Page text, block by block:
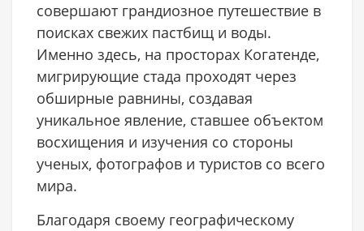
совершают грандиозное путешествие в
поисках свежих пастбищ и воды.
Именно здесь, на просторах Когатенде,
мигрирующие стада проходят через
обширные равнины, создавая
уникальное явление, ставшее объектом
восхищения и изучения со стороны
ученых, фотографов и туристов со всего
мира.
Благодаря своему географическому